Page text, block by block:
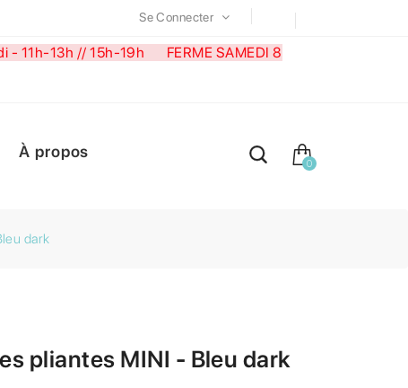
Se Connecter
- 11h-13h // 15h-19h FERME SAMEDI 8
À propos
0
dark
pliantes MINI - Bleu dark